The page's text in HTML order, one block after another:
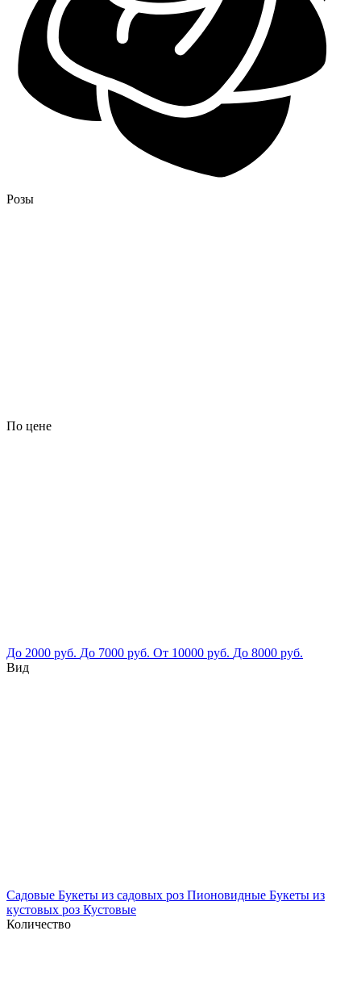
Розы
По цене
До 2000 руб. До 7000 руб. От 10000 руб. До 8000 руб.
Вид
Садовые Букеты из садовых роз Пионовидные Букеты из
кустовых роз Кустовые
Количество